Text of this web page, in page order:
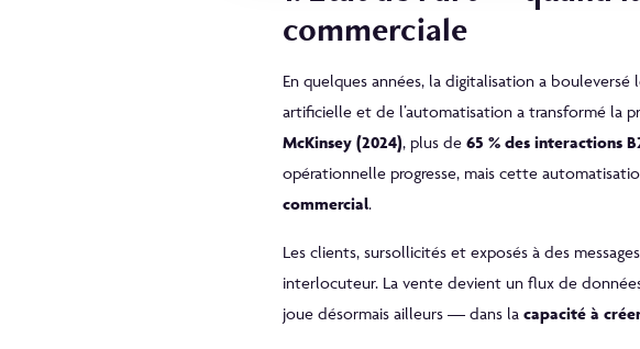
commerciale
En quelques années, la digitalisation a
artificielle et de l’automatisation a transformé la
McKinsey (2024), plus de 65 % des interactions
opérationnelle progresse, mais cette
commercial.
Les clients, sursollicités et exposés à des
interlocuteur. La vente devient un flux de
joue désormais ailleurs — dans la capacité à